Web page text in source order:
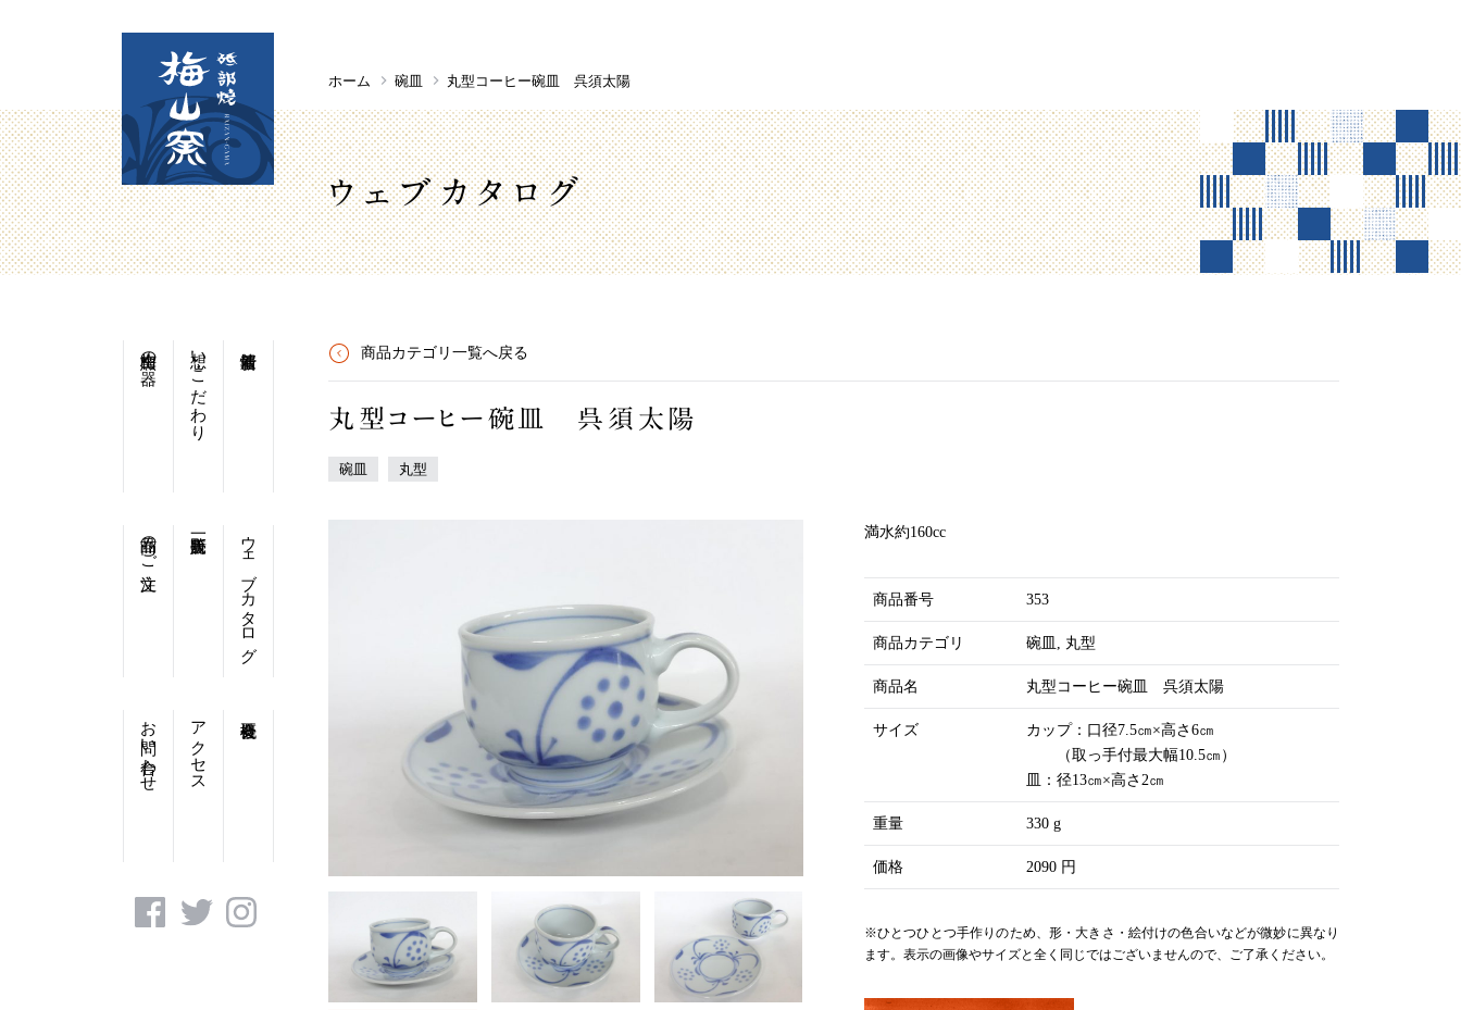
ホーム 碗皿 丸型コーヒー碗皿 呉須太陽
ウェブカタログ
想い・こだわり
梅山窯の器
ウェブカタログ
商品のご注文
アクセス
お問い合わせ
商品カテゴリ一覧へ戻る
丸型コーヒー碗皿 呉須太陽
碗皿 丸型
満水約160cc
商品番号 353
商品カテゴリ 碗皿 丸型
商品名 丸型コーヒー碗皿 呉須太陽
サイズ
カップ：口径7.5㎝×高さ6㎝
（取っ手付最大幅10.5㎝）
皿：径13㎝×高さ2㎝
重量 330 g
価格 2090 円
※ひとつひとつ手作りのため、形・大きさ・絵付けの色合いなどが微妙に異なり
ます。表示の画像やサイズと全く同じではございませんので、ご了承ください。